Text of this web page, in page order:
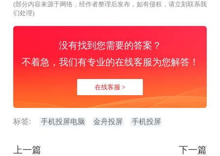
(部分内容来源于网络，经作者整理后发布，如有侵权，请立刻联系我
们处理)
没有找到您需要的答案？
不着急，我们有专业的在线客服为您解答！
在线客服 >
标签: 手机投屏电脑 金舟投屏 手机投屏
上一篇 下一篇